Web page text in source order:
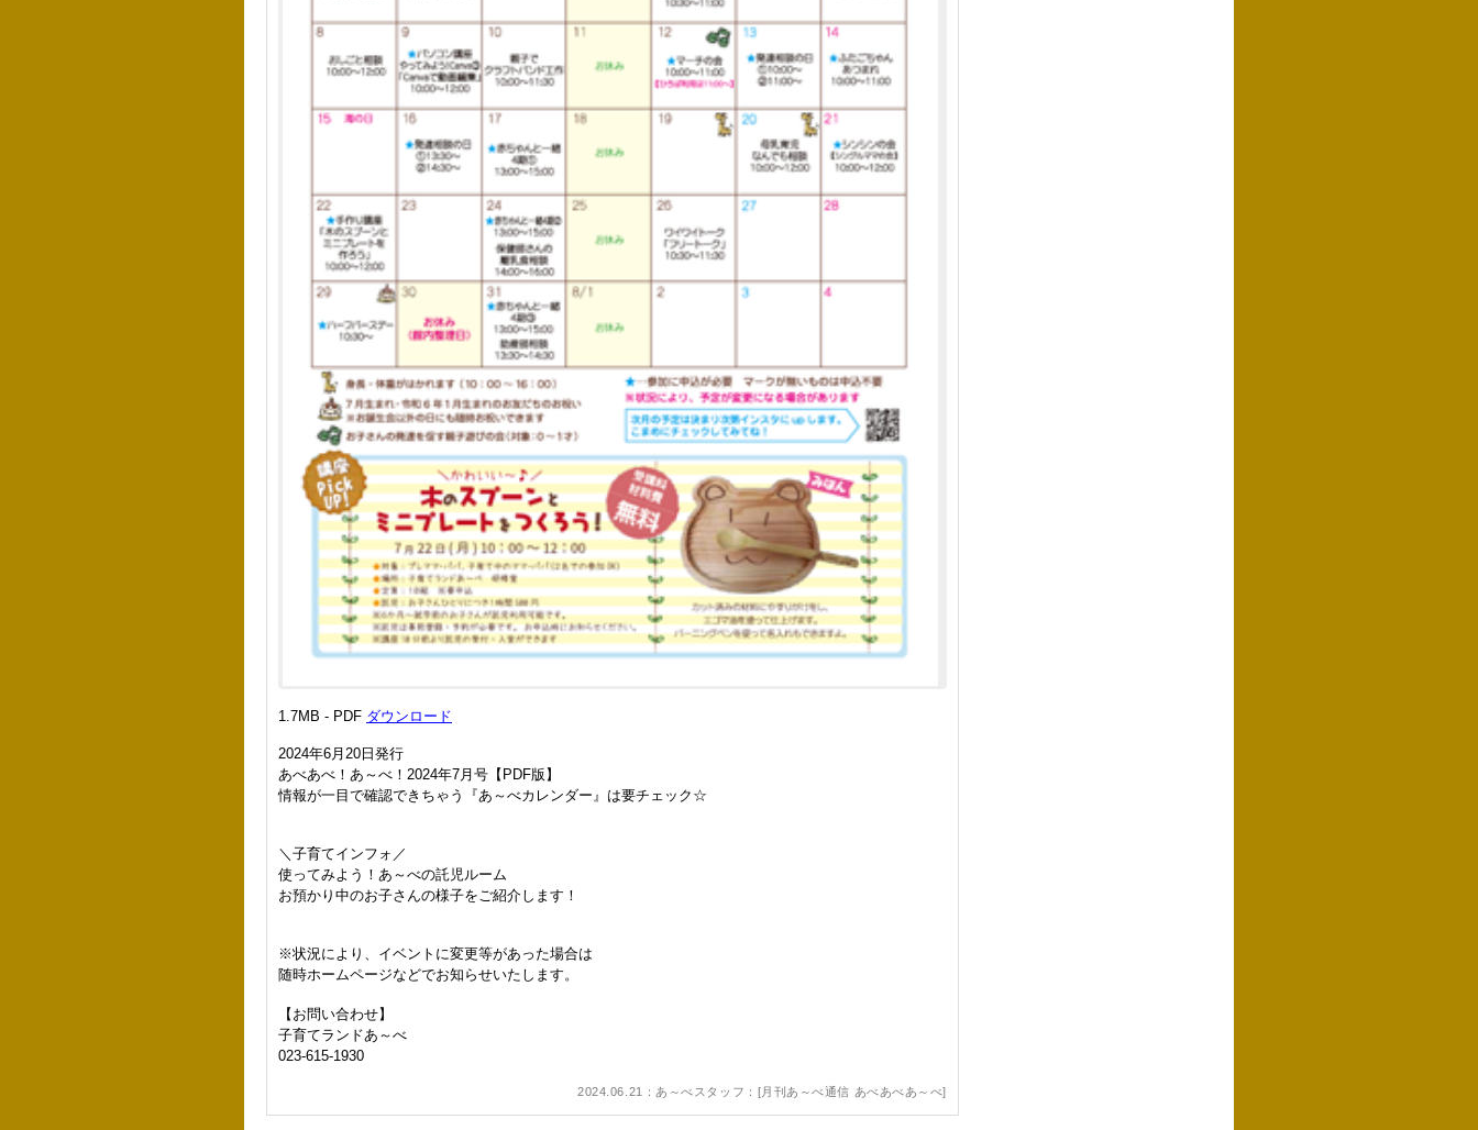
1.7MB - PDF ダウンロード
2024年6月20日発行
あべあべ！あ～べ！2024年7月号【PDF版】
情報が一目で確認できちゃう『あ～べカレンダー』は要チェック☆
＼子育てインフォ／
使ってみよう！あ～べの託児ルーム
お預かり中のお子さんの様子をご紹介します！
※状況により、イベントに変更等があった場合は
随時ホームページなどでお知らせいたします。
【お問い合わせ】
子育てランドあ～べ
023-615-1930
2024.06.21：あ～べスタッフ：[月刊あ～べ通信 あべあべあ～べ]